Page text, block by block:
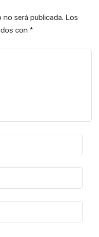
será publicada. Los
con *